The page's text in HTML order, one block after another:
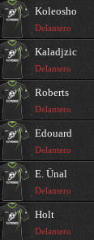
Koleosho
Delantero
Kaladjzic
Delantero
Roberts
Delantero
Edouard
Delantero
E. Ünal
Delantero
Holt
Delantero